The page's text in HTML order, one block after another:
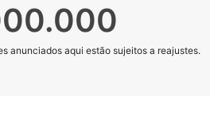
anunciados aqui estão sujeitos a reajustes.